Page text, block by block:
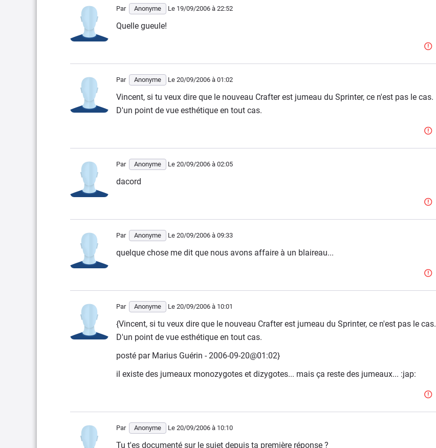
Par Anonyme Le 19/09/2006 à 22:52
Quelle gueule!
Par Anonyme Le 20/09/2006 à 01:02
Vincent, si tu veux dire que le nouveau Crafter est jumeau du Sprinter, ce n'est pas le cas.
D'un point de vue esthétique en tout cas.
Par Anonyme Le 20/09/2006 à 02:05
dacord
Par Anonyme Le 20/09/2006 à 09:33
quelque chose me dit que nous avons affaire à un blaireau...
Par Anonyme Le 20/09/2006 à 10:01
{Vincent, si tu veux dire que le nouveau Crafter est jumeau du Sprinter, ce n'est pas le cas.
D'un point de vue esthétique en tout cas.
posté par Marius Guérin - 2006-09-20@01:02}
il existe des jumeaux monozygotes et dizygotes... mais ça reste des jumeaux... :jap:
Par Anonyme Le 20/09/2006 à 10:10
Tu t'es documenté sur le sujet depuis ta première réponse ?